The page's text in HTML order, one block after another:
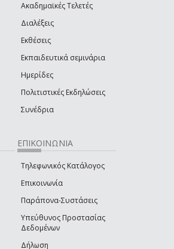
Ακαδημαϊκές Τελετές
Διαλέξεις
Εκθέσεις
Εκπαιδευτικά σεμινάρια
Ημερίδες
Πολιτιστικές Εκδηλώσεις
Συνέδρια
ΕΠΙΚΟΙΝΩΝΙΑ
Τηλεφωνικός Κατάλογος
Επικοινωνία
Παράπονα-Συστάσεις
Υπεύθυνος Προστασίας
Δεδομένων
Δήλωση